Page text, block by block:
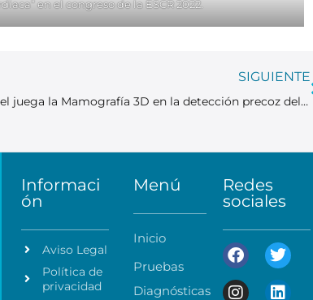
en el congreso de la ESCR 2022.
SIGUIENTE
¿Qué papel juega la Mamografía 3D en la detección precoz del cáncer de mama? Entrevista a la Dra. María Inés Attianese, HT Médica Córdoba.
Informaci
ón
Aviso Legal
Política de
privacidad
Menú
Inicio
Pruebas
Diagnósticas
Redes
sociales